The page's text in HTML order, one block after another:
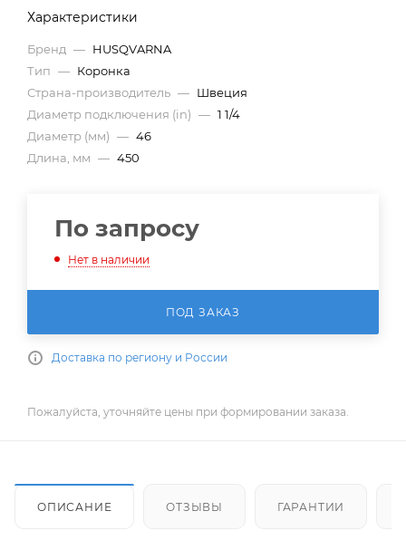
Характеристики
Бренд — HUSQVARNA
Тип — Коронка
Страна-производитель — Швеция
Диаметр подключения (in) — 1 1/4
Диаметр (мм) — 46
Длина, мм — 450
По запросу
Нет в наличии
ПОД ЗАКАЗ
Доставка по региону и России
Пожалуйста, уточняйте цены при формировании заказа.
ОПИСАНИЕ ОТЗЫВЫ ГАРАНТИИ